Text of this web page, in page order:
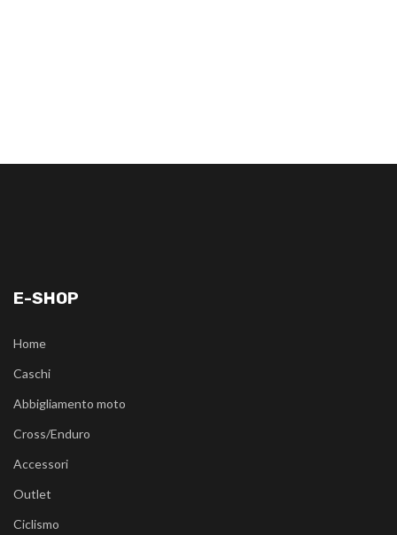
E-SHOP
Home
Caschi
Abbigliamento moto
Cross/Enduro
Accessori
Outlet
Ciclismo